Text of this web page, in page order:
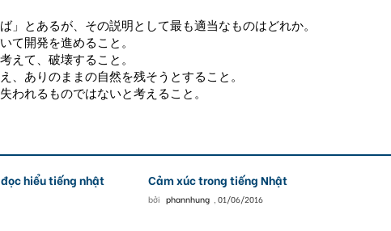
とあるが、その説明として最も適当なものはどれか。
開発を進めること。
立物と考えて、破壊すること。
ありのままの自然を残そうとすること。
れるものではないと考えること。
hiểu tiếng nhật Cảm xúc trong tiếng Nhật
bởi phannhung , 01/06/2016